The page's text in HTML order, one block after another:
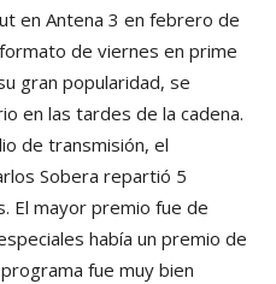
en Antena 3 en febrero de
de viernes en prime
gran popularidad, se
en las tardes de la cadena.
de transmisión, el
Sobera repartió 5
El mayor premio fue de
había un premio de
fue muy bien